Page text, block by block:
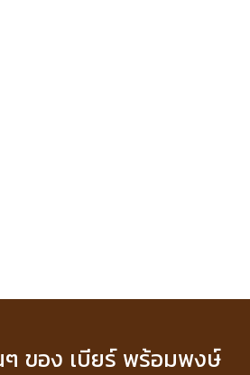
ของ เบียร์ พร้อมพงษ์